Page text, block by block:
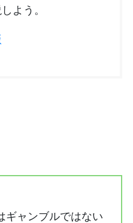
よう。
ギャンブルではない